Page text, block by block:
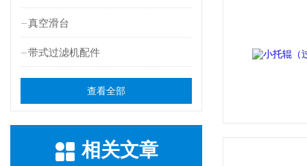
真空滑台
带式过滤机配件
查看全部
相关文章